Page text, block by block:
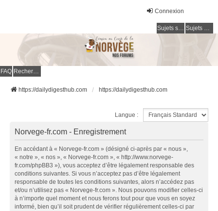
Connexion
Sujets sans réponse Sujets actifs
FAQ Rechercher
https://dailydigesthub.com https://dailydigesthub.com
Langue :
Norvege-fr.com - Enregistrement
En accédant à « Norvege-fr.com » (désigné ci-après par « nous »,
« notre », « nos », « Norvege-fr.com », « http://www.norvege-
fr.com/phpBB3 »), vous acceptez d’être légalement responsable des
conditions suivantes. Si vous n’acceptez pas d’être légalement
responsable de toutes les conditions suivantes, alors n’accédez pas
et/ou n’utilisez pas « Norvege-fr.com ». Nous pouvons modifier celles-ci
à n’importe quel moment et nous ferons tout pour que vous en soyez
informé, bien qu’il soit prudent de vérifier régulièrement celles-ci par